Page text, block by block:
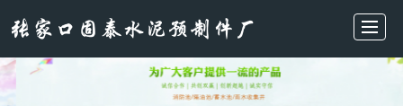
首页 关于我们 施工现场 厂房实拍